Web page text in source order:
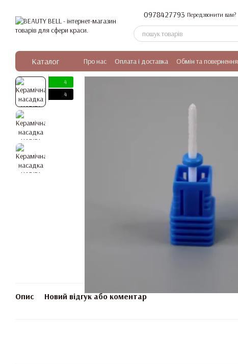
0978427793 Передзвонити вам?
Каталог Про нас Оплата і доставка Обмін та повернення
4
4
Опис Новий відгук або коментар